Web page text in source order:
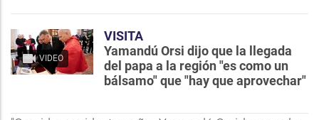
VIDEO
VISITA
Yamandú Orsi dijo que la llegada
del papa a la región "es como un
bálsamo" que "hay que aprovechar"